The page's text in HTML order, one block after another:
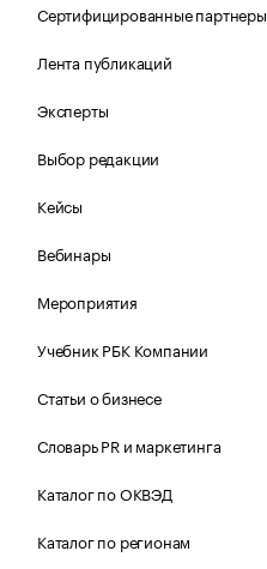
Сертифицированные партнеры
Лента публикаций
Эксперты
Выбор редакции
Кейсы
Вебинары
Мероприятия
Учебник РБК Компании
Статьи о бизнесе
Словарь PR и маркетинга
Каталог по ОКВЭД
Каталог по регионам